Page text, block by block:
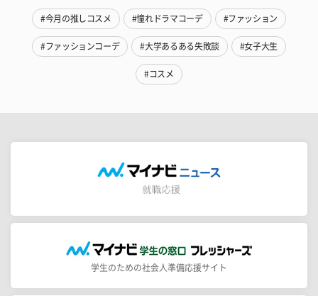
#今月の推しコスメ #憧れドラマコーデ #ファッション
#ファッションコーデ #大学あるある失敗談 #女子大生
#コスメ
学生のための社会人準備応援サイト